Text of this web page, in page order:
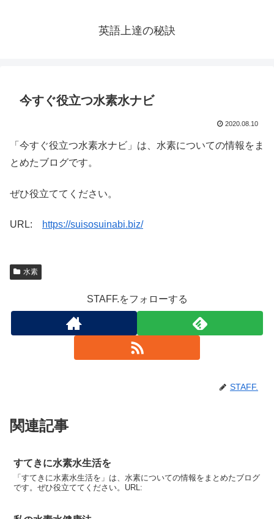
英語上達の秘訣
今すぐ役立つ水素水ナビ
2020.08.10
「今すぐ役立つ水素水ナビ」は、水素についての情報をま
とめたブログです。
ぜひ役立ててください。
URL: https://suisosuinabi.biz/
水素
STAFF.をフォローする
STAFF.
関連記事
すてきに水素水生活を
「すてきに水素水生活を」は、水素についての情報をまとめたブログ
です。ぜひ役立ててください。URL: